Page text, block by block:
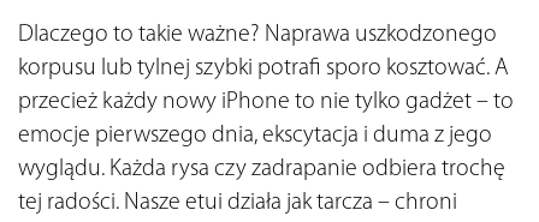
Dlaczego to takie ważne? Naprawa uszkodzonego
korpusu lub tylnej szybki potrafi sporo kosztować. A
przecież każdy nowy iPhone to nie tylko gadżet – to
emocje pierwszego dnia, ekscytacja i duma z jego
wyglądu. Każda rysa czy zadrapanie odbiera trochę
tej radości. Nasze etui działa jak tarcza – chroni